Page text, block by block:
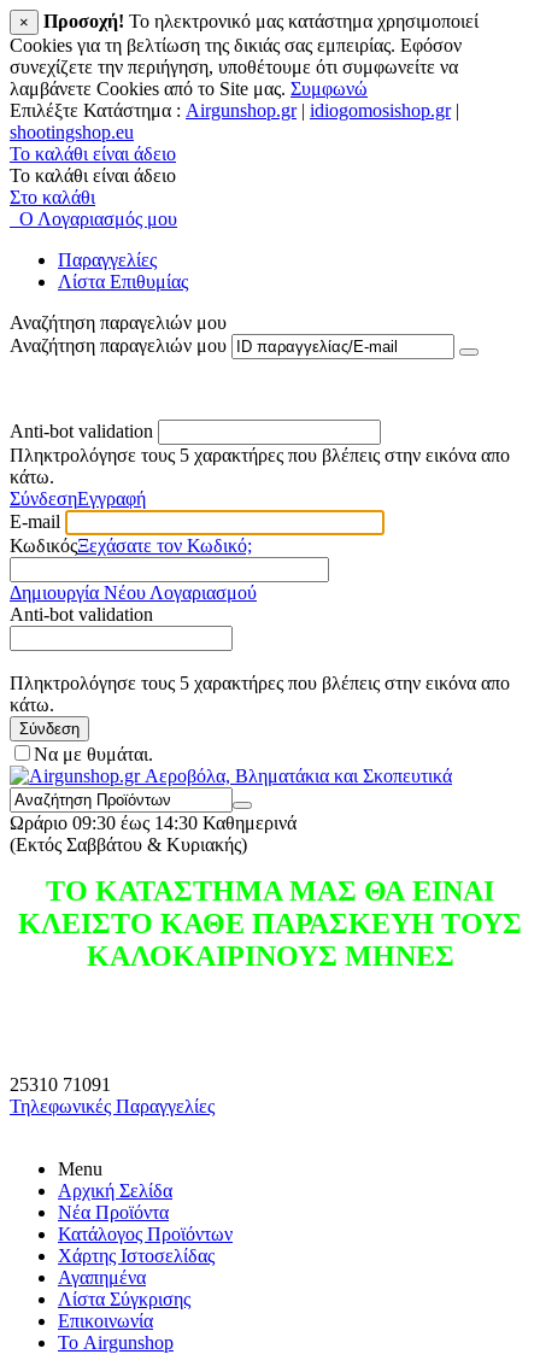
× Προσοχή! To ηλεκτρονικό μας κατάστημα χρησιμοποιεί
Cookies για τη βελτίωση της δικιάς σας εμπειρίας. Εφόσον
συνεχίζετε την περιήγηση, υποθέτουμε ότι συμφωνείτε να
λαμβάνετε Cookies από το Site μας. Συμφωνώ
Επιλέξτε Κατάστημα : Airgunshop.gr| idiogomosishop.gr|
shootingshop.eu
Το καλάθι είναι άδειο
Το καλάθι είναι άδειο
Στο καλάθι
Ο Λογαριασμός μου
Παραγγελίες
Λίστα Επιθυμίας
Αναζήτηση παραγελιών μου
Αναζήτηση παραγελιών μου
Anti-bot validation
Πληκτρολόγησε τους 5 χαρακτήρες που βλέπεις στην εικόνα απο
κάτω.
ΣύνδεσηΕγγραφή
E-mail
ΚωδικόςΞεχάσατε τον Κωδικό;
Δημιουργία Νέου Λογαριασμού
Anti-bot validation
Πληκτρολόγησε τους 5 χαρακτήρες που βλέπεις στην εικόνα απο
κάτω.
Σύνδεση
Να με θυμάται.
Ωράριο 09:30 έως 14:30 Καθημερινά
(Εκτός Σαββάτου & Κυριακής)
ΤΟ ΚΑΤΑΣΤΗΜΑ ΜΑΣ ΘΑ ΕΙΝΑΙ
ΚΛΕΙΣΤΟ ΚΑΘΕ ΠΑΡΑΣΚΕΥΗ ΤΟΥΣ
ΚΑΛΟΚΑΙΡΙΝΟΥΣ ΜΗΝΕΣ
25310 71091
Τηλεφωνικές Παραγγελίες
Menu
Αρχική Σελίδα
Νέα Προϊόντα
Κατάλογος Προϊόντων
Χάρτης Ιστοσελίδας
Αγαπημένα
Λίστα Σύγκρισης
Επικοινωνία
Το Airgunshop